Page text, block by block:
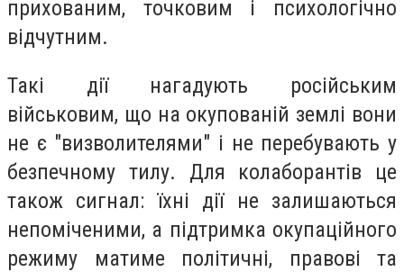
прихованим, точковим і психологічно
відчутним.
Такі дії нагадують російським
військовим, що на окупованій землі вони
не є "визволителями" і не перебувають у
безпечному тилу. Для колаборантів це
також сигнал: їхні дії не залишаються
непоміченими, а підтримка окупаційного
режиму матиме політичні, правові та